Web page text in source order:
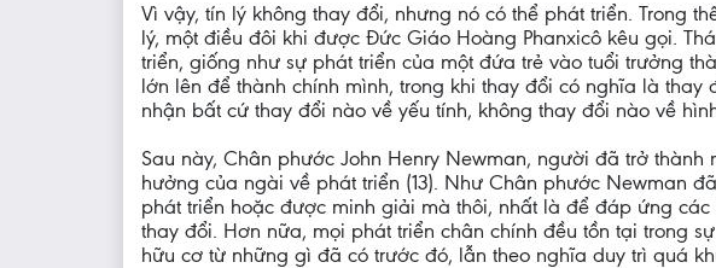
Vì vậy, tín lý không thay đổi, nhưng nó có thể phát triển. Trong
lý, một điều đôi khi được Đức Giáo Hoàng Phanxicô kêu gọi.
triển, giống như sự phát triển của một đứa trẻ vào tuổi trưởng
lớn lên để thành chính mình, trong khi thay đổi có nghĩa là
nhận bất cứ thay đổi nào về yếu tính, không thay đổi nào về
Sau này, Chân phước John Henry Newman, người đã trở
hưởng của ngài về phát triển (13). Như Chân phước Newman
phát triển hoặc được minh giải mà thôi, nhất là để đáp ứng
thay đổi. Hơn nữa, mọi phát triển chân chính đều tồn tại trong
hữu cơ từ những gì đã có trước đó, lẫn theo nghĩa duy trì quá